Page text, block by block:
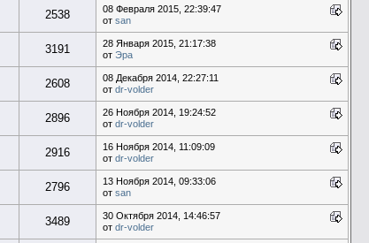
2538
08 Февраля 2015, 22:39:47
от san
3191
28 Января 2015, 21:17:38
от Эра
2608
08 Декабря 2014, 22:27:11
от dr-volder
2896
26 Ноября 2014, 19:24:52
от dr-volder
2916
16 Ноября 2014, 11:09:09
от dr-volder
2796
13 Ноября 2014, 09:33:06
от san
3489
30 Октября 2014, 14:46:57
от dr-volder